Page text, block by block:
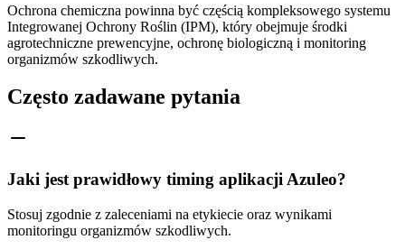
Ochrona chemiczna powinna być częścią kompleksowego systemu
Integrowanej Ochrony Roślin (IPM), który obejmuje środki
agrotechniczne prewencyjne, ochronę biologiczną i monitoring
organizmów szkodliwych.
Często zadawane pytania
Jaki jest prawidłowy timing aplikacji Azuleo?
Stosuj zgodnie z zaleceniami na etykiecie oraz wynikami
monitoringu organizmów szkodliwych.